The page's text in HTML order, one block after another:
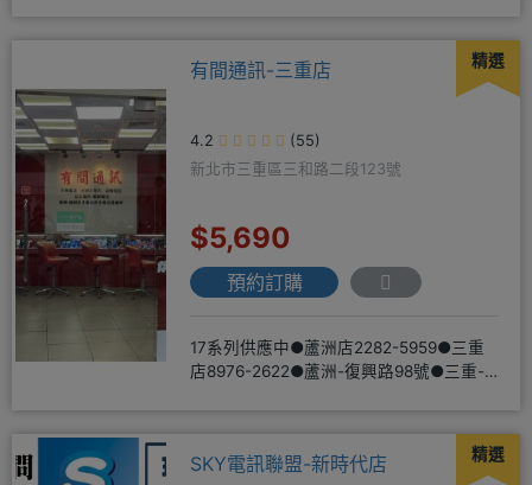
精選
有間通訊-三重店
4.2
(55)
新北市三重區三和路二段123號
$5,690
預約訂購
17系列供應中●蘆洲店2282-5959●三重
店8976-2622●蘆洲-復興路98號●三重-
精選
SKY電訊聯盟-新時代店